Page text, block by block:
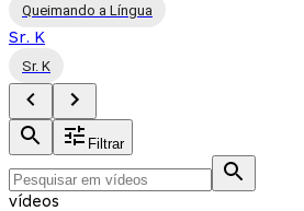
Queimando a Língua
Sr. K
Sr. K
Filtrar
vídeos